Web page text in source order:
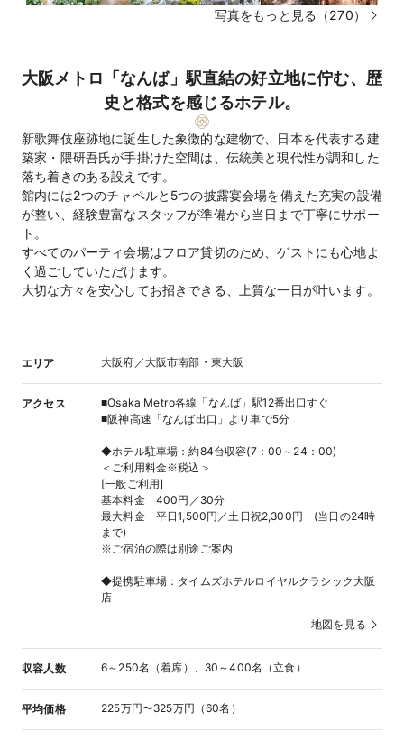
写真をもっと見る（270）
大阪メトロ「なんば」駅直結の好立地に佇む、歴
史と格式を感じるホテル。
新歌舞伎座跡地に誕生した象徴的な建物で、日本を代表する建
築家・隈研吾氏が手掛けた空間は、伝統美と現代性が調和した
落ち着きのある設えです。
館内には2つのチャペルと5つの披露宴会場を備えた充実の設備
が整い、経験豊富なスタッフが準備から当日まで丁寧にサポー
ト。
すべてのパーティ会場はフロア貸切のため、ゲストにも心地よ
く過ごしていただけます。
大切な方々を安心してお招きできる、上質な一日が叶います。
エリア 大阪府／大阪市南部・東大阪
アクセス
■Osaka Metro各線「なんば」駅12番出口すぐ
■阪神高速「なんば出口」より車で5分
◆ホテル駐車場：約84台収容(7：00～24：00)
＜ご利用料金※税込＞
[一般ご利用]
基本料金 400円／30分
最大料金 平日1,500円／土日祝2,300円 (当日の24時
まで)
※ご宿泊の際は別途ご案内
◆提携駐車場：タイムズホテルロイヤルクラシック大阪
店
地図を見る
収容人数 6～250名（着席）、30～400名（立食）
平均価格 225万円〜325万円（60名）